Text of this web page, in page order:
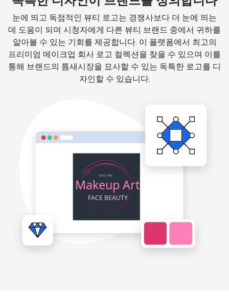
눈에 띄고 독점적인 뷰티 로고는 경쟁사보다 더 눈에 띄는
데 도움이 되며 시청자에게 다른 뷰티 브랜드 중에서 귀하를
알아볼 수 있는 기회를 제공합니다. 이 플랫폼에서 최고의
프리미엄 메이크업 회사 로고 컬렉션을 찾을 수 있으며 이를
통해 브랜드의 틈새시장을 묘사할 수 있는 독특한 로고를 디
자인할 수 있습니다.